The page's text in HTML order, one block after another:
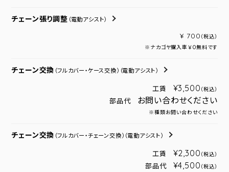
チェーン張り調整 （電動アシスト）
¥ 700 （税込）
※ナカゴヤ購入車￥０無料です
チェーン交換 （フルカバー・ケース交換） （電動アシスト）
工賃 ¥3,500 （税込）
部品代 お問い合わせください
※種類お問い合わせください
チェーン交換 （フルカバー・チェーン交換） （電動アシスト）
工賃 ¥2,300 （税込）
部品代 ¥4,500 （税込）